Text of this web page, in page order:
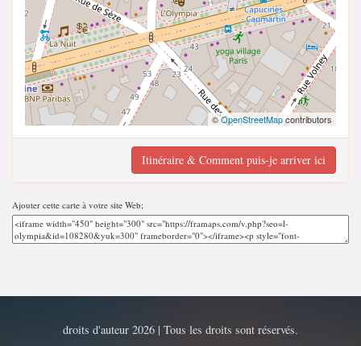
©OpenStreetMapcontributors
Itinéraire & Comment puis-je arriver ici
Ajouter cette carte à votre site Web;
droits d'auteur 2026 | Tous les droits sont réservés.